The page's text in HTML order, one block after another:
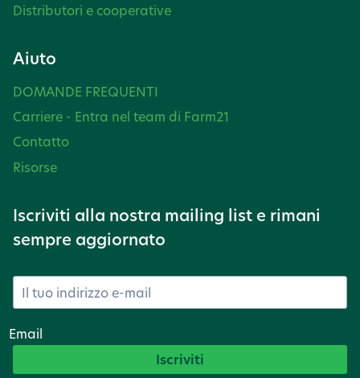
Distributori e cooperative
Aiuto
DOMANDE FREQUENTI
Carriere - Entra nel team di Farm21
Contatto
Risorse
Iscriviti alla nostra mailing list e rimani
sempre aggiornato
Email
Iscriviti